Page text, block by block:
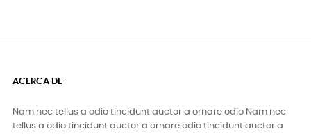
ACERCA DE
Nam nec tellus a odio tincidunt auctor a ornare odio Nam nec
tellus a odio tincidunt auctor a ornare odio tincidunt auctor a